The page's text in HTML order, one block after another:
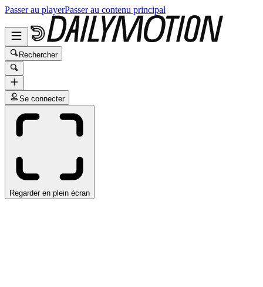
Passer au playerPasser au contenu principal
Rechercher
Se connecter
Regarder en plein écran